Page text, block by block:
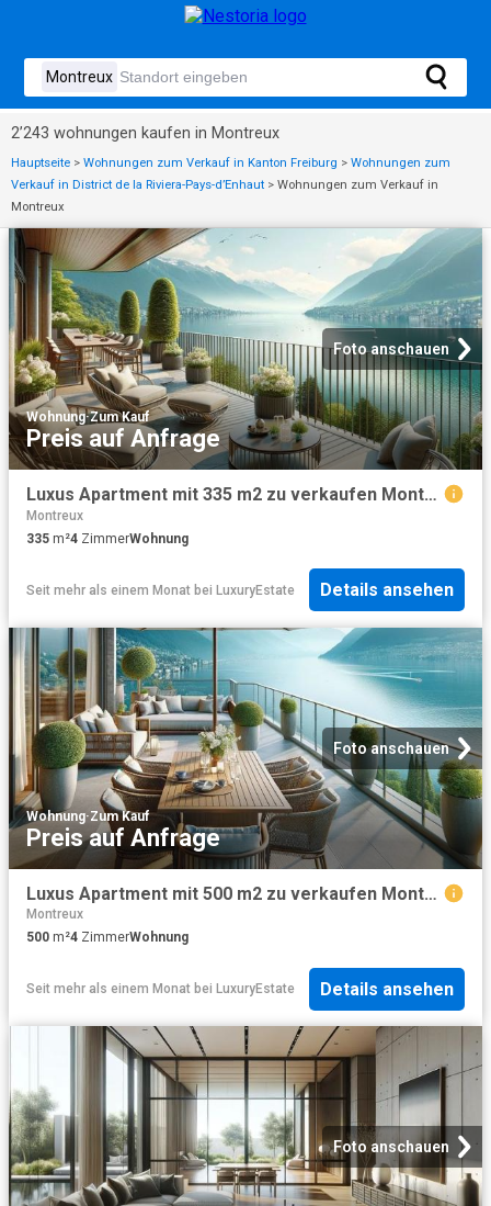
2’243 wohnungen kaufen in Montreux
Hauptseite > Wohnungen zum Verkauf in Kanton Freiburg > Wohnungen zum
Verkauf in District de la Riviera-Pays-d’Enhaut > Wohnungen zum Verkauf in
Montreux
Foto anschauen
Wohnung·Zum Kauf
Preis auf Anfrage
Luxus Apartment mit 335 m2 zu verkaufen Montreux, Schweiz
Montreux
335 m²4 ZimmerWohnung
Seit mehr als einem Monat bei LuxuryEstate Details ansehen
Foto anschauen
Wohnung·Zum Kauf
Preis auf Anfrage
Luxus Apartment mit 500 m2 zu verkaufen Montreux, Schweiz
Montreux
500 m²4 ZimmerWohnung
Seit mehr als einem Monat bei LuxuryEstate Details ansehen
Foto anschauen